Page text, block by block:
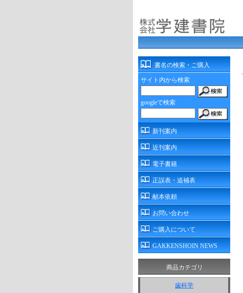
書名の検索・ご購入
サイト内から検索
googleで検索
新刊案内
近刊案内
電子書籍
正誤表・追補表
献本依頼
お問い合わせ
ご購入について
GAKKENSHOIN NEWS
商品カテゴリ
歯科学